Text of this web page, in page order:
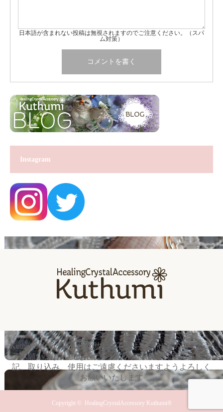
日本語が含まれない投稿は無視されますのでご注意ください。（スパ
ム対策）
Instagram
KuthumiⓇでは著作権の放棄はしておりませんので予めご
了承願います。加えてサイト内の画像及び文章の無断転
記、取り込み、使用はご遠慮くださいますようよろしく
お願いいたします
Copyright © HealingCrystalAccessory Kuthumi®